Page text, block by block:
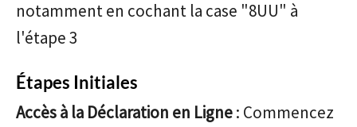
notamment en cochant la case "8UU" à
l'étape 3
Étapes Initiales
Accès à la Déclaration en Ligne: Commencez